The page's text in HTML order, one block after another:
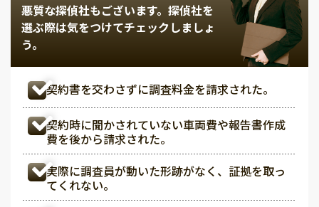
悪質な探偵社もございます。 探偵社を
選ぶ際は気をつけてチェックしましょ
う。
契約書を交わさずに調査料金を請求された。
契約時に聞かされていない車両費や報告書作成
費を後から請求された。
実際に調査員が動いた形跡がなく、証拠を取っ
てくれない。